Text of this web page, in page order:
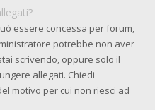
essere concessa per forum,
potrebbe non aver
scrivendo, oppure solo il
allegati. Chiedi
motivo per cui non riesci ad